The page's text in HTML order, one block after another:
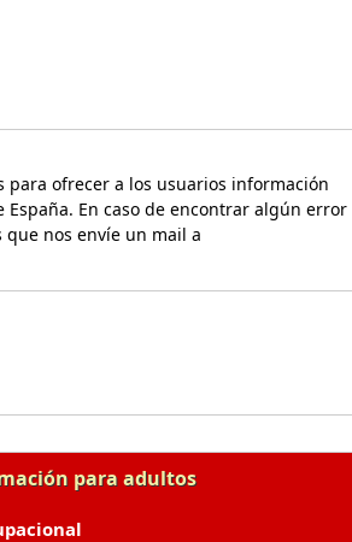
ofrecer a los usuarios información
En caso de encontrar algún error
nos envíe un mail a
para adultos